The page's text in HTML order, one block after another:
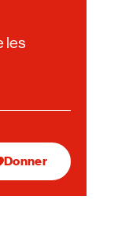
les
Donner